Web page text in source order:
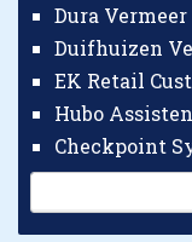
Dura
Duifhuizen
EK Retail
Hubo